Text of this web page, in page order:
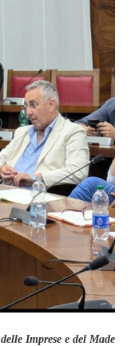
Imprese e del Made